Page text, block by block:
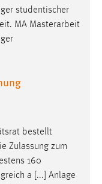
studentischer
. MA Masterarbeit
bestellt
Zulassung zum
160
a [...] Anlage